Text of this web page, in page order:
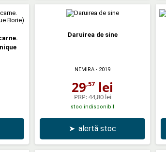
Daruirea de sine
NEMIRA - 2019
29,57 lei
PRP:44,80 lei
stoc indisponibil
➤ alertă stoc